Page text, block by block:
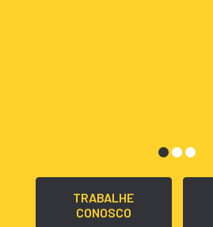
TRABALHE
CONOSCO